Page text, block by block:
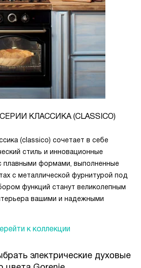
КЛАССИКА (CLASSICO)
(classico) сочетает в себе
стиль и инновационные
плавными формами, выполненные
с металлической фурнитурой под
функций станут великолепным
вашими и надежными
к коллекции
электрические духовые